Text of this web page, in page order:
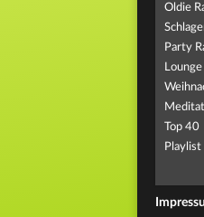
Oldie
Party
Top 40
Playlist